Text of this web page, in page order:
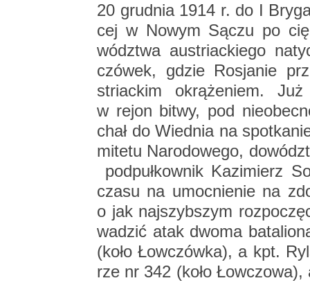
20 grud­nia 1914 r. do I
cej w Nowym Sączu po
wódz­twa au­striac­kie­go
czó­wek, gdzie Ro­sja­nie
striac­kim okrą­że­niem.
w rejon bitwy, pod
chał do Wied­nia na
mi­te­tu Na­ro­do­we­go,
pod­puł­kow­nik Ka­zi­mierz
czasu na umoc­nie­nie na
o jak naj­szyb­szym
wa­dzić atak dwoma
(koło Łow­czów­ka), a kpt.
rze nr 342 (koło